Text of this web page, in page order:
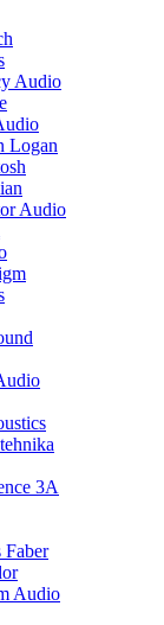
Audio
Logan
Audio
3A
Faber
Audio